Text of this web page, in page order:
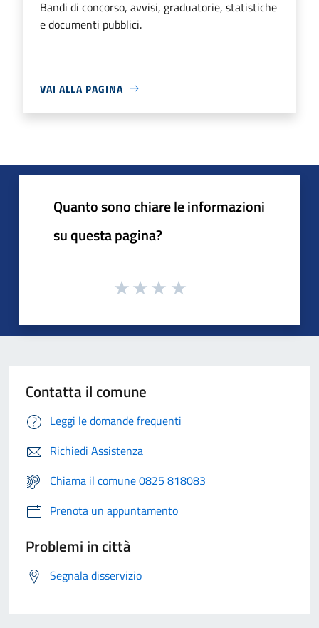
Bandi di concorso, avvisi, graduatorie, statistiche
e documenti pubblici.
VAI ALLA PAGINA
Quanto sono chiare le informazioni
su questa pagina?
Contatta il comune
Leggi le domande frequenti
Richiedi Assistenza
Chiama il comune 0825 818083
Prenota un appuntamento
Problemi in città
Segnala disservizio